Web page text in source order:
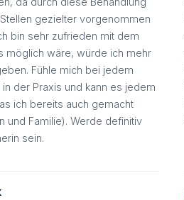
gezielter vorgenommen
bin sehr zufrieden mit dem
möglich wäre, würde ich mehr
Fühle mich bei jedem
der Praxis und kann es jedem
ich bereits auch gemacht
und Familie). Werde definitiv
sein.